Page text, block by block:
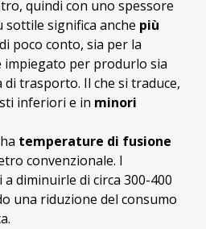
quindi con uno spessore
significa anche più
poco conto, sia per la
impiegato per produrlo sia
trasporto. Il che si traduce,
inferiori e in minori
temperature di fusione
convenzionale. I
diminuirle di circa 300-400
una riduzione del consumo